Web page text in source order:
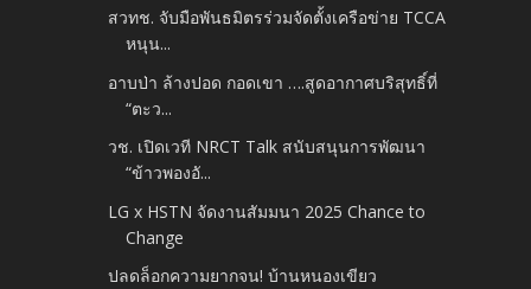
สวทช. จับมือพันธมิตรร่วมจัดตั้งเครือข่าย TCCA
หนุน...
อาบป่า ล้างปอด กอดเขา ….สูดอากาศบริสุทธิ์ที่
“ตะว...
วช. เปิดเวที NRCT Talk สนับสนุนการพัฒนา
“ข้าวพองอั...
LG x HSTN จัดงานสัมมนา 2025 Chance to
Change
ปลดล็อกความยากจน! บ้านหนองเขียว